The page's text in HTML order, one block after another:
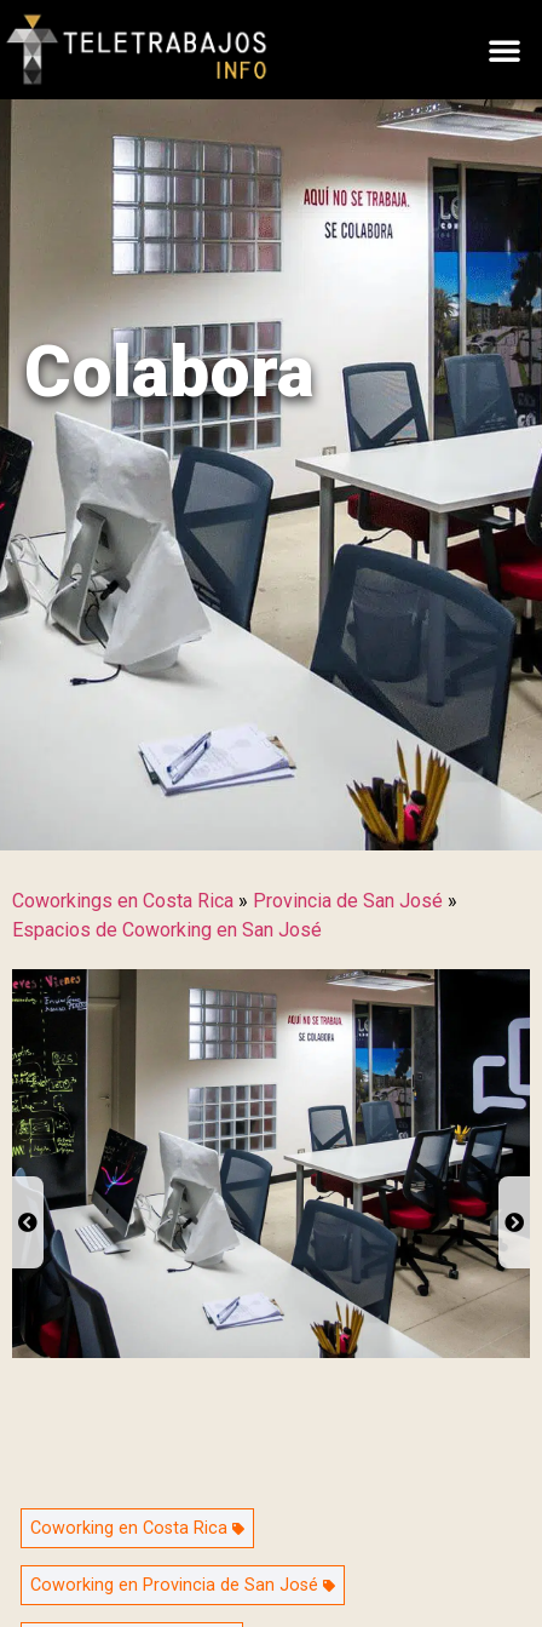
Colabora
Coworkings en Costa Rica » Provincia de San José »
Espacios de Coworking en San José
Coworking en Costa Rica
Coworking en Provincia de San José